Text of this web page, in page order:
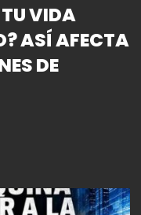
VIDA
ASÍ AFECTA
DE